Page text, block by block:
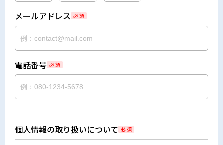
メールアドレス 必 須
電話番号 必 須
個人情報の取り扱いについて 必 須